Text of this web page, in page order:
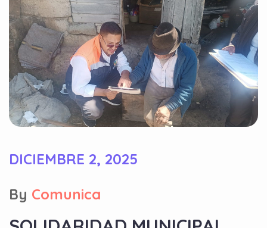
DICIEMBRE 2, 2025
By Comunica